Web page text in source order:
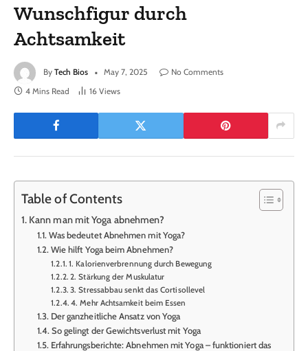
Wunschfigur durch
Achtsamkeit
By Tech Bios May 7, 2025
No Comments
4 Mins Read
16 Views
Table of Contents
Kann man mit Yoga abnehmen?
Was bedeutet Abnehmen mit Yoga?
Wie hilft Yoga beim Abnehmen?
1. Kalorienverbrennung durch Bewegung
2. Stärkung der Muskulatur
3. Stressabbau senkt das Cortisollevel
4. Mehr Achtsamkeit beim Essen
Der ganzheitliche Ansatz von Yoga
So gelingt der Gewichtsverlust mit Yoga
Erfahrungsberichte: Abnehmen mit Yoga – funktioniert das